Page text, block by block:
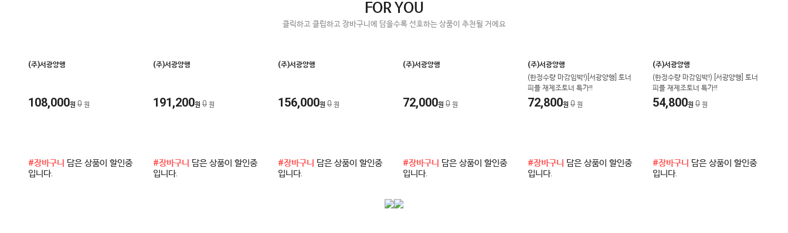
FOR YOU
클릭하고 클립하고 장바구니에 담을수록 선호하는 상품이 추천될 거에요
(주)서광양행
108,000원 0 원
#장바구니 담은 상품이 할인중
입니다.
(주)서광양행
191,200원 0 원
#장바구니 담은 상품이 할인중
입니다.
(주)서광양행
156,000원 0 원
#장바구니 담은 상품이 할인중
입니다.
(주)서광양행
72,000원 0 원
#장바구니 담은 상품이 할인중
입니다.
(주)서광양행
(한정수량 마감임박!)[서광양행] 토너
피플 재제조토너 특가!!
72,800원 0 원
#장바구니 담은 상품이 할인중
입니다.
(주)서광양행
(한정수량 마감임박!) [서광양행] 토너
피플 재제조토너 특가!!
54,800원 0 원
#장바구니 담은 상품이 할인중
입니다.